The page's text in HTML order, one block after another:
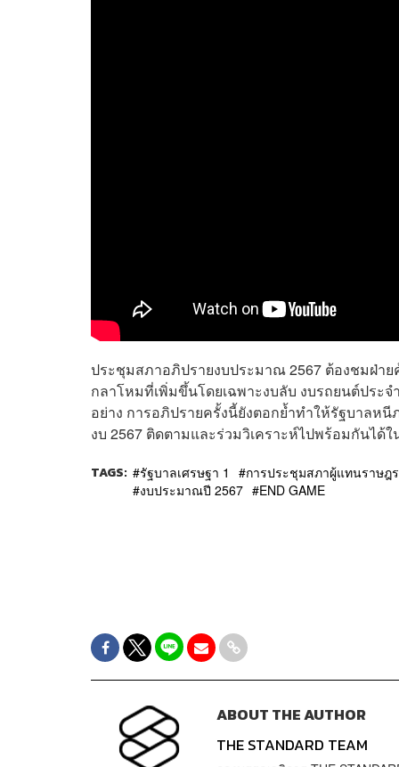
ประชุมสภาอภิปรายงบประมาณ 2567 ต้องชมฝ่า
กลาโหมที่เพิ่มขึ้นโดยเฉพาะงบลับ งบรถยนต์ประ
อย่าง การอภิปรายครั้งนี้ยังตอกย้ำทำให้รัฐบาลห
งบ 2567 ติดตามและร่วมวิเคราะห์ไปพร้อมกันได้
TAGS: รัฐบาลเศรษฐา 1 การประชุมสภาผู้แทนราษฎร
งบประมาณปี 2567
END GAME
ABOUT THE AUTHOR
THE STANDARD TEAM